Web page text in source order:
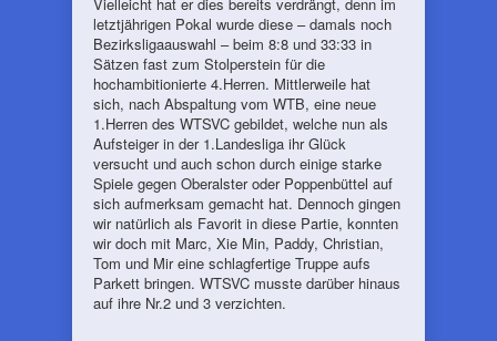
letztjährigen Pokal wurde diese – damals noch
Bezirksligaauswahl – beim 8:8 und 33:33 in
Sätzen fast zum Stolperstein für die
hochambitionierte 4.Herren. Mittlerweile hat
sich, nach Abspaltung vom WTB, eine neue
1.Herren des WTSVC gebildet, welche nun als
Aufsteiger in der 1.Landesliga ihr Glück
versucht und auch schon durch einige starke
Spiele gegen Oberalster oder Poppenbüttel auf
sich aufmerksam gemacht hat. Dennoch gingen
wir natürlich als Favorit in diese Partie, konnten
wir doch mit Marc, Xie Min, Paddy, Christian,
Tom und Mir eine schlagfertige Truppe aufs
Parkett bringen. WTSVC musste darüber hinaus
auf ihre Nr.2 und 3 verzichten.